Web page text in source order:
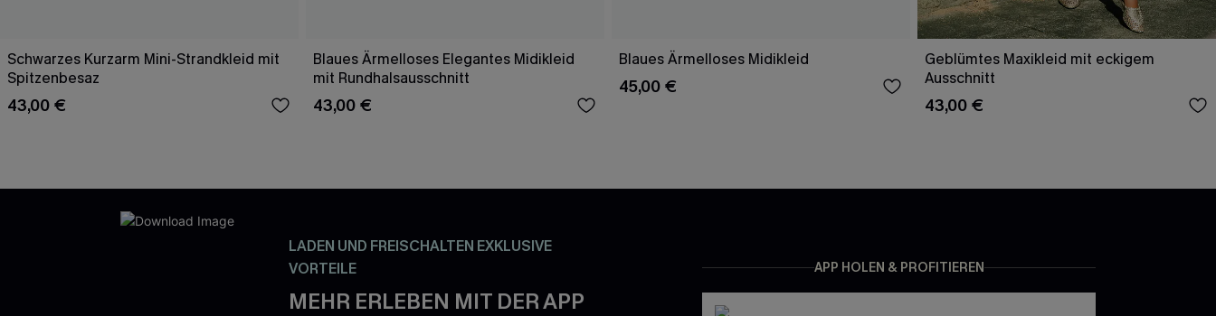
Schwarzes Kurzarm Mini-Strandkleid mit
Spitzenbesaz
43,00 €
Blaues Ärmelloses Elegantes Midikleid
mit Rundhalsausschnitt
43,00 €
Blaues Ärmelloses Midikleid
45,00 €
Geblümtes Maxikleid mit eckigem
Ausschnitt
43,00 €
LADEN UND FREISCHALTEN EXKLUSIVE
VORTEILE
MEHR ERLEBEN MIT DER APP
APP HOLEN & PROFITIEREN